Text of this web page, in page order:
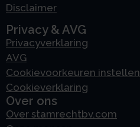
Disclaimer
Privacy & AVG
Privacyverklaring
AVG
Cookievoorkeuren instellen
Cookieverklaring
Over ons
Over stamrechtbv.com